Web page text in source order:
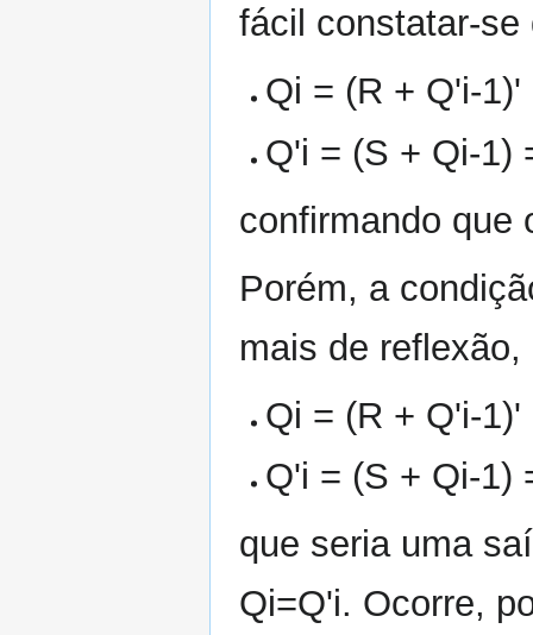
fácil constatar-se
Qi = (R + Q'i-
Q'i = (S + Qi-1)
confirmando que
Porém, a
mais de
Qi = (R + Q'i-
Q'i = (S + Qi-1)
que seria uma
Qi=Q'i. Ocorre,